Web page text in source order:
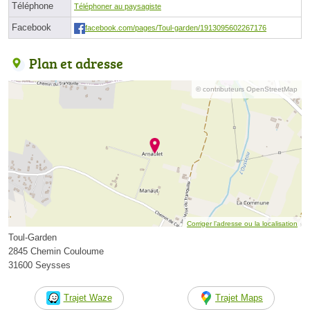
Téléphone Téléphoner au paysagiste
Facebook facebook.com/pages/Toul-garden/1913095602267176
Plan et adresse
© contributeurs OpenStreetMap
Corriger l’adresse ou la localisation
Toul-Garden
2845 Chemin Couloume
31600 Seysses
Trajet Waze Trajet Maps